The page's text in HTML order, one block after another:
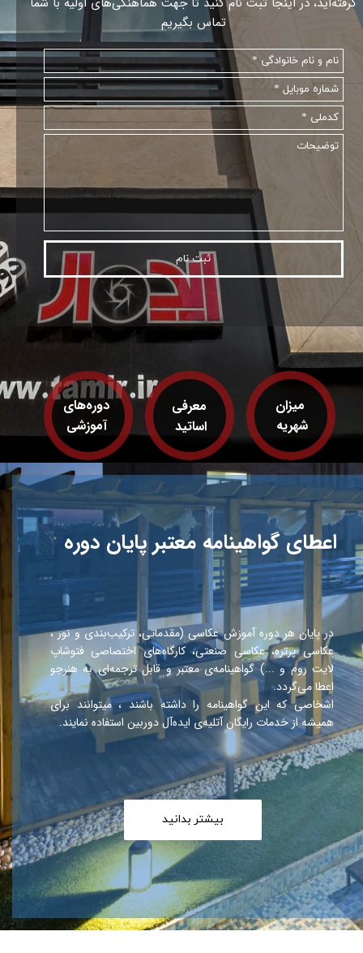
تماس بگیریم
ثبت نام
اساتید
دوره‌های
آموزشی
اعطای گواهینامه معتبر پایان دوره
در پایان هر دوره آموزش عکاسی (مقدماتی، ترکیب‌بندی و نور ،
عکاسی پرتره، عکاسی صنعتی، کارگاه‌های اختصاصی فتوشاپ
لایت روم و ...) گواهینامه‌ی معتبر و قابل ترجمه‌ای به هنرجو
اعطا می‌گردد.
اشخاصی که این گواهینامه را داشته باشند ، میتوانند برای
همیشه از خدمات رایگان آتلیه‌ی ایده‌آل دوربین استفاده نمایند.
بیشتر بدانید